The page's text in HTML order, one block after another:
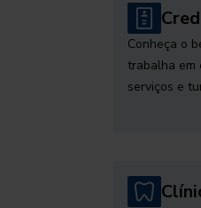
Conheça o
trabalha em
serviços e